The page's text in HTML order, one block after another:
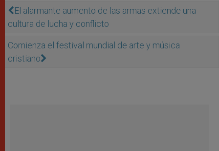
El alarmante aumento de las armas extiende una
cultura de lucha y conflicto
Comienza el festival mundial de arte y música
cristiano